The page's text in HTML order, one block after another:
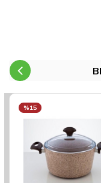
%15